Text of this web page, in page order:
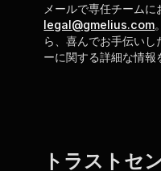
メールで専任チーム
legal@gmelius.com
ら、喜んでお手伝い
ーに関する詳細な情報
トラストセ